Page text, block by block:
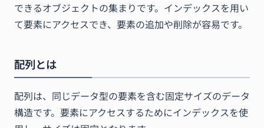
できるオブジェクトの集まりです。インデックスを用い
て要素にアクセスでき、要素の追加や削除が容易です。
配列とは
配列は、同じデータ型の要素を含む固定サイズのデータ
構造です。要素にアクセスするためにインデックスを使